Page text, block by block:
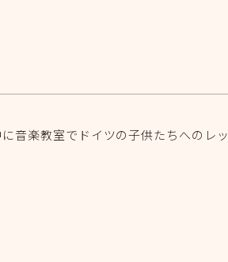
音楽教室でドイツの子供たちへのレッ